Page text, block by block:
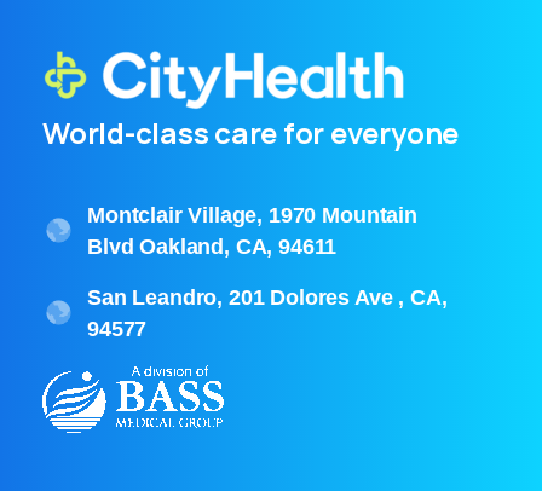
World-class care for everyone
Montclair Village, 1970 Mountain
Blvd Oakland, CA, 94611
San Leandro, 201 Dolores Ave , CA,
94577